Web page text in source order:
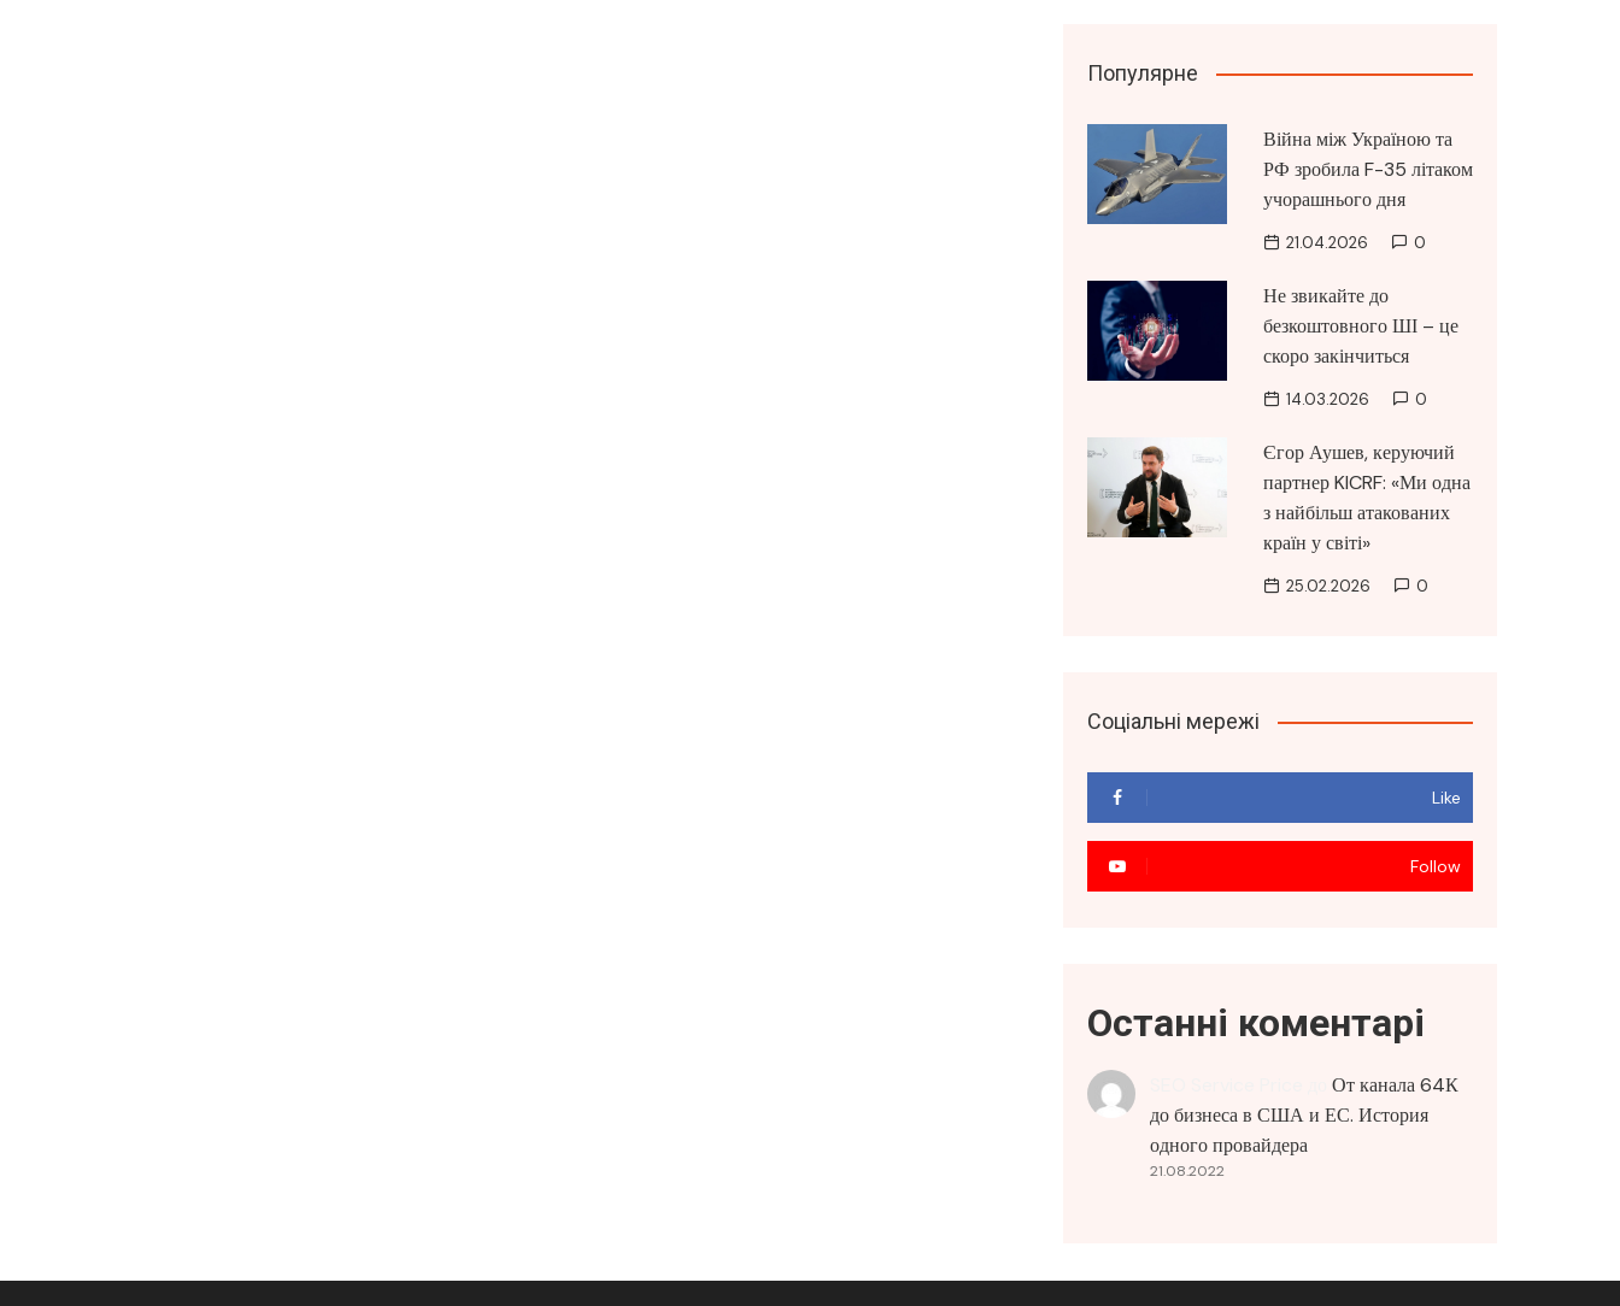
Популярне
Війна між Україною та
РФ зробила F-35 літаком
учорашнього дня
21.04.2026 0
Не звикайте до
безкоштовного ШІ – це
скоро закінчиться
14.03.2026 0
Єгор Аушев, керуючий
партнер KICRF: «Ми одна
з найбільш атакованих
країн у світі»
25.02.2026 0
Соціальні мережі
Like
Follow
Останні коментарі
От канала 64К
до бизнеса в США и ЕС. История
одного провайдера
21.08.2022